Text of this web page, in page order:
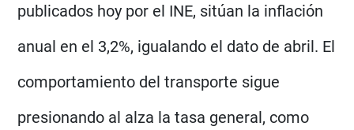
publicados hoy por el INE, sitúan la inflación
anual en el 3,2%, igualando el dato de abril. El
comportamiento del transporte sigue
presionando al alza la tasa general, como